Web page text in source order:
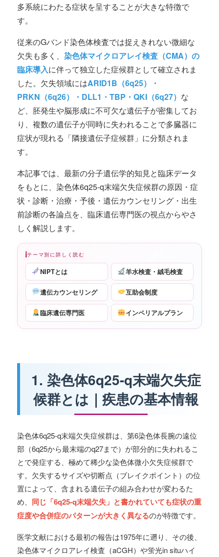
多系統にわたる症状を呈することが大きな特徴で
す。
従来のGバンド染色体検査では捉えきれない微細な
欠失も多く、 染色体マイクロアレイ検査（CMA）の
臨床導入に伴って独立した症候群として確立されま
した。欠失領域にはARID1B（6q25）・
PRKN（6q26）・DLL1・TBP・QKI（6q27） な
ど、胚発生や脳形成に不可欠な遺伝子が密集してお
り、複数の遺伝子が同時に失われることで多臓器に
症状が現れる「隣接遺伝子症候群」に分類されま
す。
本記事では、最新の分子遺伝学的知見と臨床データ
をもとに、染色体6q25-q末端欠失症候群の原因・症
状・診断・治療・予後・遺伝カウンセリング・出生
前診断の各論点を、臨床遺伝専門医の視点からやさ
しく解説します。
テーマ別に詳しく読む
NIPTとは 羊水検査・絨毛検査
遺伝カウンセリング 互助会制度
臨床遺伝専門医 インペリアルプラン
1. 染色体6q25-q末端欠失症
候群とは｜疾患の基本情報
染色体6q25-q末端欠失症候群は、第6染色体長腕の遠位
部（6q25から最末端のq27まで）が部分的に失われるこ
とで発症する、極めて稀少な染色体微小欠失症候群で
す。欠失するサイズや切断点（ブレイクポイント）の位
置によって、含まれる遺伝子の組み合わせが変わるた
め、 同じ「6q25-q末端欠失」と書かれていても症状の重
症度や合併症のパターンが大きく異なるのが特徴です。
医学文献における最初の報告は1975年に遡り、その後、
染色体マイクロアレイ検査（aCGH）や蛍光in situハイ